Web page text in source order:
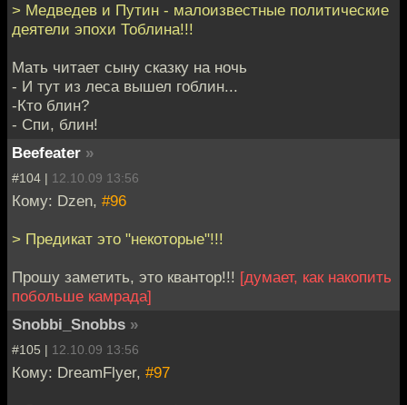
> Медведев и Путин - малоизвестные политические
деятели эпохи Тоблина!!!
Мать читает сыну сказку на ночь
- И тут из леса вышел гоблин...
-Кто блин?
- Спи, блин!
Beefeater »
#104 | 12.10.09 13:56
Кому: Dzen, #96
> Предикат это "некоторые"!!!
Прошу заметить, это квантор!!! [думает, как накопить
побольше камрада]
Snobbi_Snobbs »
#105 | 12.10.09 13:56
Кому: DreamFlyer, #97